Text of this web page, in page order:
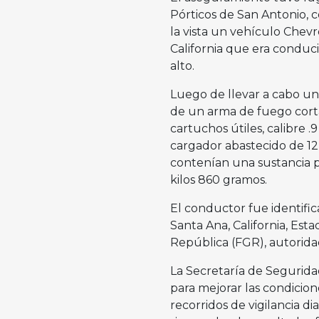
Pórticos de San Antonio,
la vista un vehículo
California que era
alto.
Luego de llevar a cabo
de un arma de fuego
cartuchos útiles, calibre
cargador abastecido de
contenían una sustancia
kilos 860 gramos.
El conductor fue
Santa Ana, California,
República (FGR),
La Secretaría de
para mejorar las
recorridos de vigilancia